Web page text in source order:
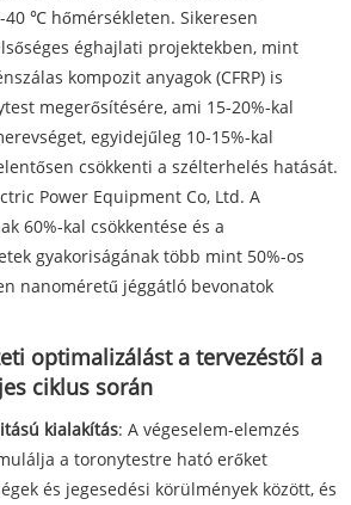
℃ hőmérsékleten. Sikeresen
éghajlati projektekben, mint
kompozit anyagok (CFRP) is
megerősítésére, ami 15-20%-kal
egyidejűleg 10-15%-kal
csökkenti a szélterhelés hatását.
Power Equipment Co, Ltd. A
60%-kal csökkentése és a
gyakoriságának több mint 50%-os
nanoméretű jéggátló bevonatok
optimalizálást a tervezéstől a
ciklus során
kialakítás: A végeselem-elemzés
a toronytestre ható erőket
és jegesedési körülmények között, és